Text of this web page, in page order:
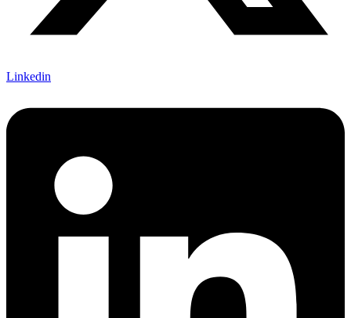
Linkedin